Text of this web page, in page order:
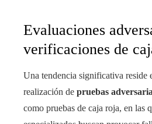
Evaluaciones
verificaciones de
Una tendencia significativa reside
realización de pruebas
como pruebas de caja roja, en las